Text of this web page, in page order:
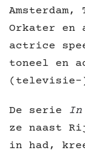
Orkater en
actrice
toneel en
(televisie-
De serie In
ze naast
in had,